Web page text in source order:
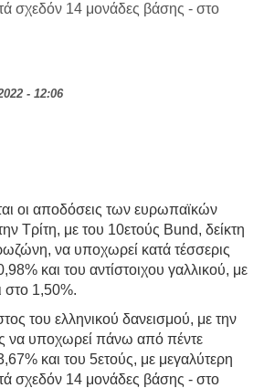
σχεδόν 14 μονάδες βάσης - στο
- 12:06
οι αποδόσεις των ευρωπαϊκών
Τρίτη, με του 10ετούς Bund, δείκτη
να υποχωρεί κατά τέσσερις
και του αντίστοιχου γαλλικού, με
στο 1,50%.
του ελληνικού δανεισμού, με την
να υποχωρεί πάνω από πέντε
και του 5ετούς, με μεγαλύτερη
σχεδόν 14 μονάδες βάσης - στο